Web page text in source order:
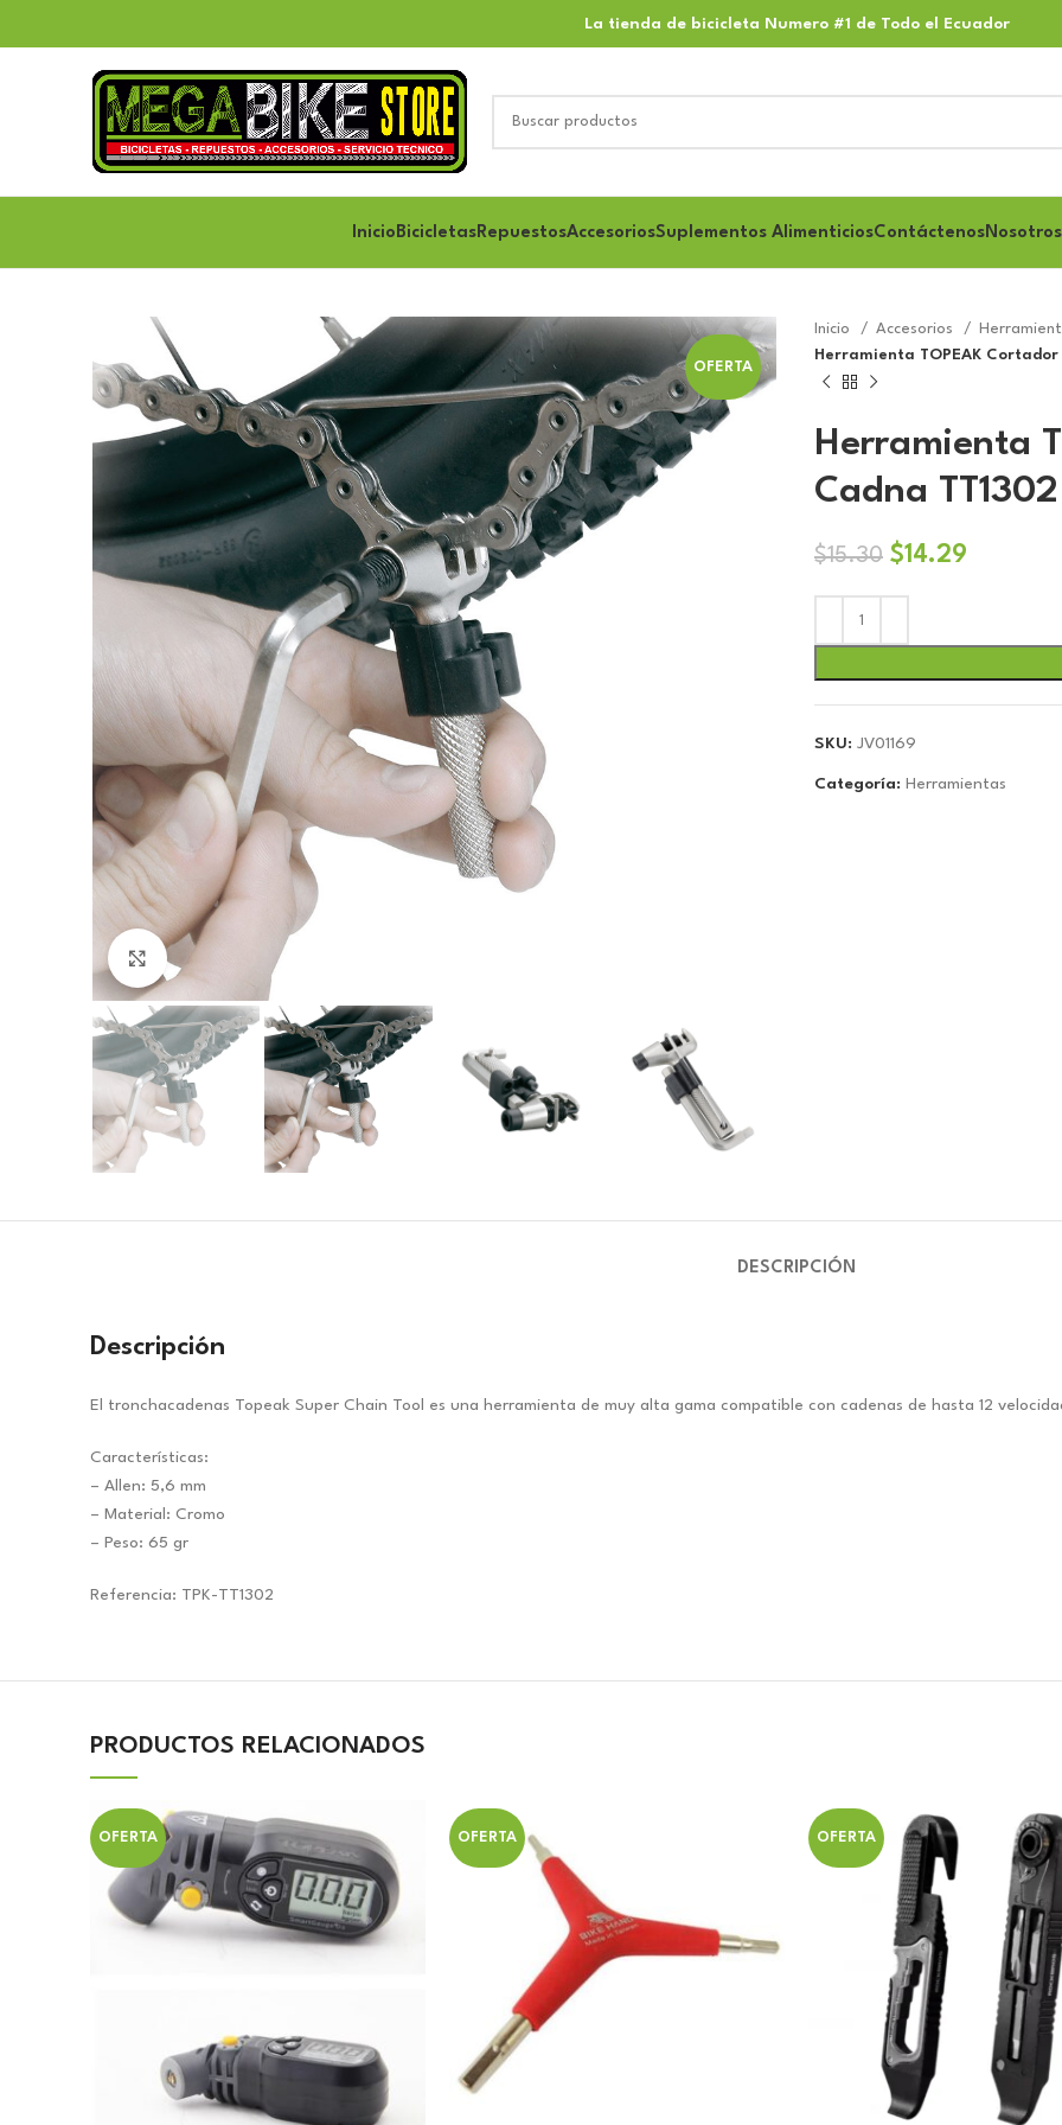
La tienda de bicicleta Numero #1 de Todo el Ecuador
Inicio BicicletasRepuestosAccesoriosSuplementos AlimenticiosContáctenos
OFERTA
Click to enlarge
Inicio Accesorios
Herramienta TOPEAK
Herramienta
Cadna
$15.30 El
era:
$15.30.
$14.29
es:
$14.29.
SKU: JV01169
Categoría: Herramientas
DESCRIPCIÓN
Descripción
El tronchacadenas Topeak Super Chain Tool es una herramienta de muy alta gama compatible con cadenas de hasta 12
Características:
– Allen: 5,6 mm
– Material: Cromo
– Peso: 65 gr
Referencia: TPK-TT1302
PRODUCTOS RELACIONADOS
OFERTA OFERTA OFERTA